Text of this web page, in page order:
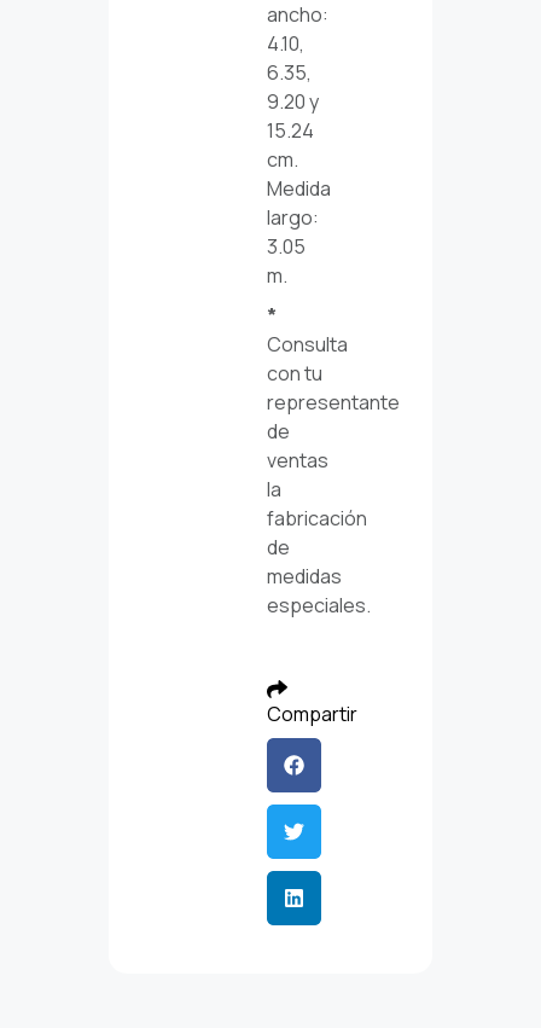
ancho:
4.10,
6.35,
9.20 y
15.24
cm.
Medida
largo:
3.05
m.
*
Consulta
con tu
representante
de
ventas
la
fabricación
de
medidas
especiales.
Compartir